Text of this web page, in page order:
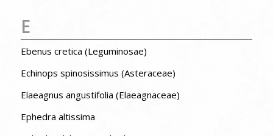
E
Ebenus cretica (Leguminosae)
Echinops spinosissimus (Asteraceae)
Elaeagnus angustifolia (Elaeagnaceae)
Ephedra altissima